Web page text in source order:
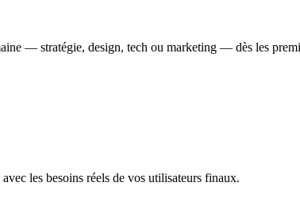
— stratégie, design, tech ou marketing — dès les
les besoins réels de vos utilisateurs finaux.